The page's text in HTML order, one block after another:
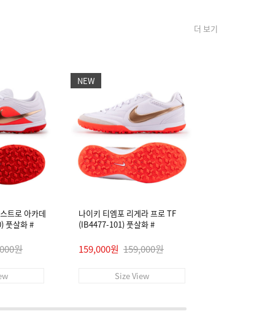
더 보기
트로 아카데
풋살화 #
원
NEW
나이키 티엠포 리게라 프로 TF
(IB4477-101) 풋살화 #
159,000원 159,000원
Size View